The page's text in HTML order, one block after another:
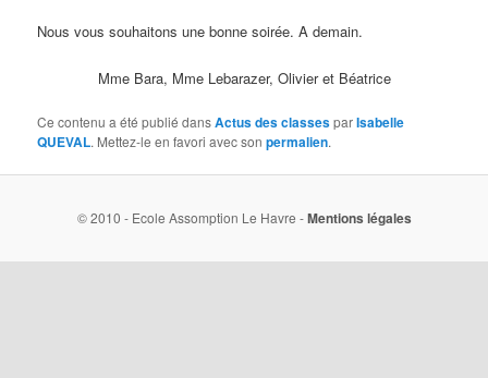
Nous vous souhaitons une bonne soirée. A demain.
Mme Bara, Mme Lebarazer, Olivier et Béatrice
Ce contenu a été publié dansActus des classesparIsabelle
QUEVAL. Mettez-le en favori avec sonpermalien.
© 2010 - Ecole Assomption Le Havre -Mentions légales